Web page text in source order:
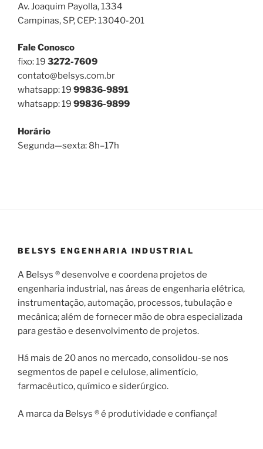
Av. Joaquim Payolla, 1334
Campinas, SP, CEP: 13040-201
Fale Conosco
fixo: 19 3272-7609
contato@belsys.com.br
whatsapp: 19 99836-9891
whatsapp: 19 99836-9899
Horário
Segunda—sexta: 8h–17h
BELSYS ENGENHARIA INDUSTRIAL
A Belsys ® desenvolve e coordena projetos de
engenharia industrial, nas áreas de engenharia elétrica,
instrumentação, automação, processos, tubulação e
mecânica; além de fornecer mão de obra especializada
para gestão e desenvolvimento de projetos.
Há mais de 20 anos no mercado, consolidou-se nos
segmentos de papel e celulose, alimentício,
farmacêutico, químico e siderúrgico.
A marca da Belsys ® é produtividade e confiança!